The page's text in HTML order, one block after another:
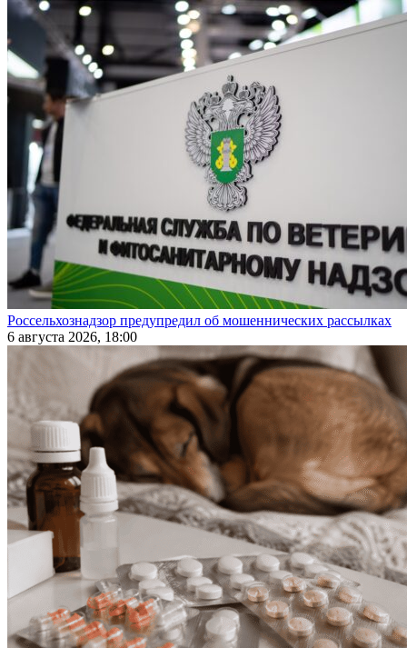
Россельхознадзор предупредил об мошеннических рассылках
6 августа 2026, 18:00